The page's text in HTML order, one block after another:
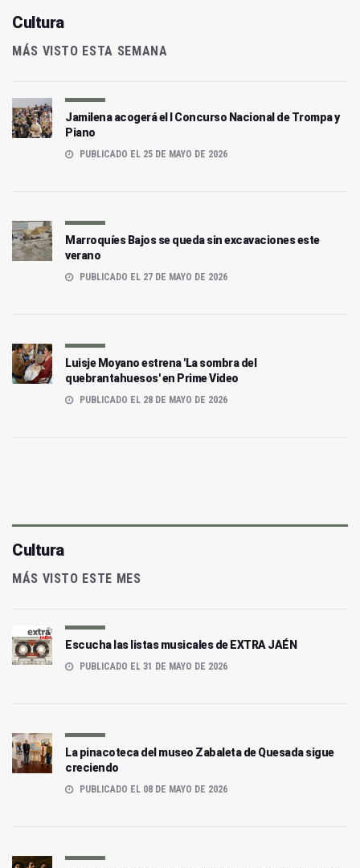
Cultura
MÁS VISTO ESTA SEMANA
Jamilena acogerá el I Concurso Nacional de Trompa y
Piano
PUBLICADO EL 25 DE MAYO DE 2026
Marroquíes Bajos se queda sin excavaciones este
verano
PUBLICADO EL 27 DE MAYO DE 2026
Luisje Moyano estrena 'La sombra del
quebrantahuesos' en Prime Video
PUBLICADO EL 28 DE MAYO DE 2026
Cultura
MÁS VISTO ESTE MES
Escucha las listas musicales de EXTRA JAÉN
PUBLICADO EL 31 DE MAYO DE 2026
La pinacoteca del museo Zabaleta de Quesada sigue
creciendo
PUBLICADO EL 08 DE MAYO DE 2026